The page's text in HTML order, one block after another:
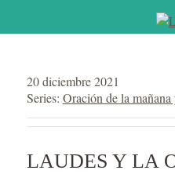
20 diciembre 2021
Series: Oración de la
LAUDES Y LA